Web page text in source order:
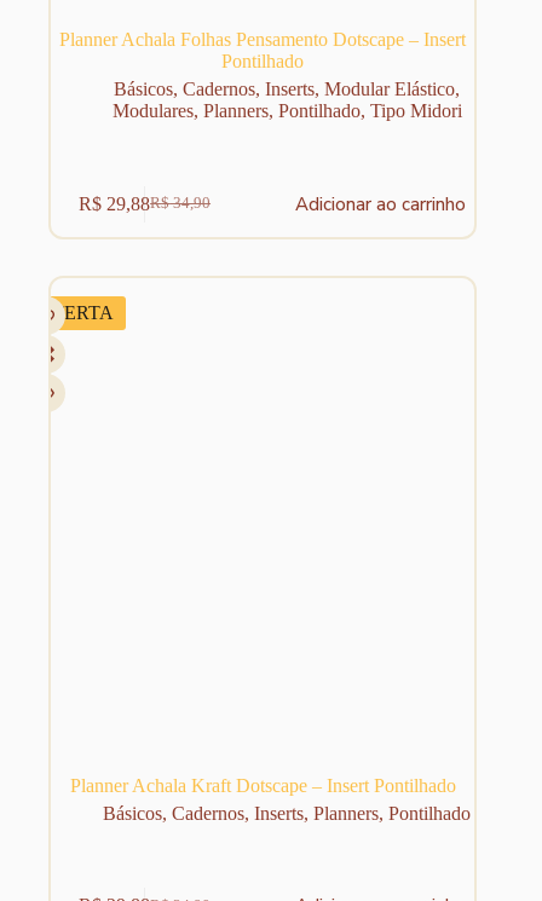
Planner Achala Folhas Pensamento Dotscape – Insert
Pontilhado
Básicos,Cadernos,Inserts,Modular Elástico,
Modulares, Planners, Pontilhado, Tipo Midori
R$34,90
O
preço
era:
R$ 29,88O
preço
é:
Adicionar ao carrinho
OFERTA
Planner Achala Kraft Dotscape – Insert Pontilhado
Básicos,Cadernos,Inserts,Planners,Pontilhado